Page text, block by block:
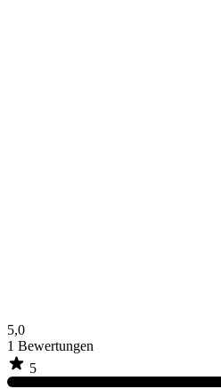
5,0
1 Bewertungen
5